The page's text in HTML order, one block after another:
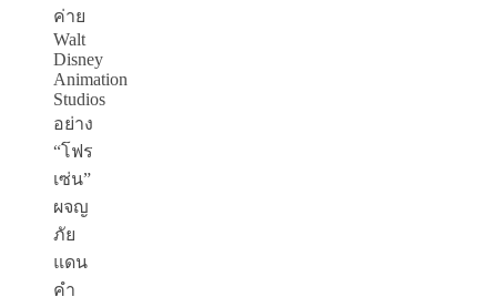
ค่าย
Walt
Disney
Animation
Studios
อย่าง
“โฟร
เซ่น”
ผจญ
ภัย
แดน
คำ